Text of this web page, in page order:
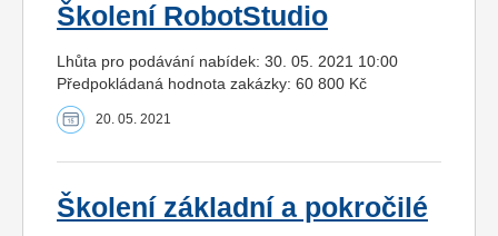
Školení RobotStudio
Lhůta pro podávání nabídek: 30. 05. 2021 10:00
Předpokládaná hodnota zakázky: 60 800 Kč
20. 05. 2021
Školení základní a pokročilé